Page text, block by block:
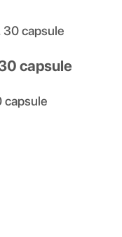
30 capsule
capsule